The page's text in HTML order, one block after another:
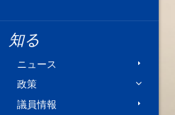
知る
ニュース
政策
議員情報